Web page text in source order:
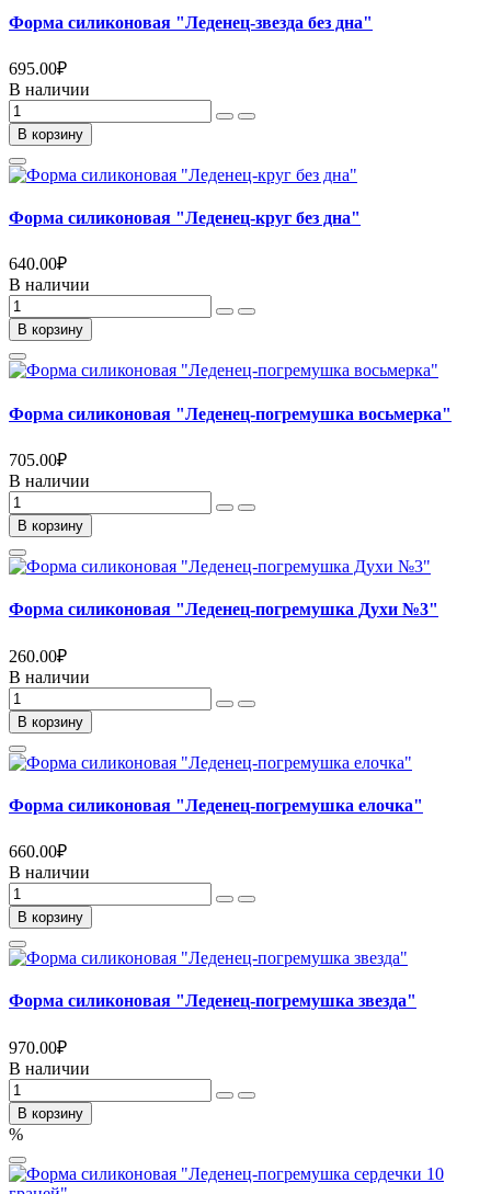
Форма силиконовая "Леденец-звезда без дна"
695.00₽
В наличии
В корзину
Форма силиконовая "Леденец-круг без дна"
640.00₽
В наличии
В корзину
Форма силиконовая "Леденец-погремушка восьмерка"
705.00₽
В наличии
В корзину
Форма силиконовая "Леденец-погремушка Духи №3"
260.00₽
В наличии
В корзину
Форма силиконовая "Леденец-погремушка елочка"
660.00₽
В наличии
В корзину
Форма силиконовая "Леденец-погремушка звезда"
970.00₽
В наличии
В корзину
%